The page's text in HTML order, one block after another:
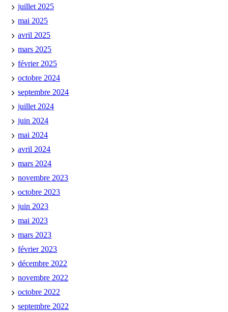
juillet 2025
mai 2025
avril 2025
mars 2025
février 2025
octobre 2024
septembre 2024
juillet 2024
juin 2024
mai 2024
avril 2024
mars 2024
novembre 2023
octobre 2023
juin 2023
mai 2023
mars 2023
février 2023
décembre 2022
novembre 2022
octobre 2022
septembre 2022